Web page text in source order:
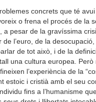
concrets que té
o frena el procés de la
a pesar de la gravíssima
l’euro, de la
de tot això, i de la
una cultura europea.
l’experiència de la
estoic i cristià amb el seu
fins a l’humanisme